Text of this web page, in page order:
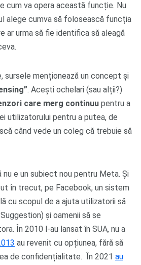
cum va opera această funcție. Nu
alege cumva să folosească funcția
ar urma să fie identifica să aleagă
sursele menționează un concept și
. Acești ochelari (sau alții?)
care merg continuu pentru a
utilizatorului pentru a putea, de
când vede un coleg că trebuie să
e un subiect nou pentru Meta. Și
în trecut, pe Facebook, un sistem
cu scopul de a ajuta utilizatorii să
și oamenii să se
În 2010 l-au lansat în SUA, nu a
au revenit cu opțiunea, fără să
de confidențialitate. În 2021 au